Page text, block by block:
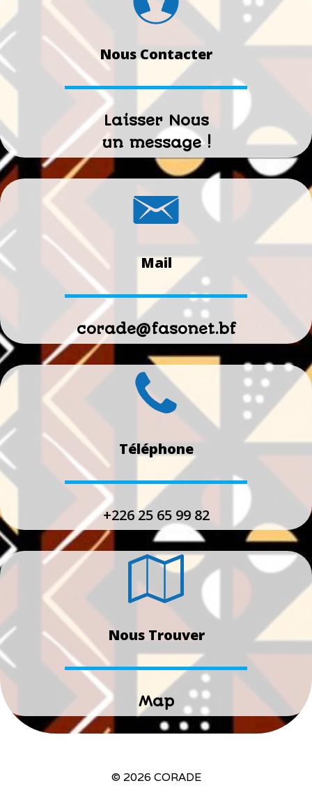
Nous Contacter
Laisser Nous
un message !
Mail
corade@fasonet.bf
Téléphone
+226 25 65 99 82
Nous Trouver
Map
© 2026 CORADE